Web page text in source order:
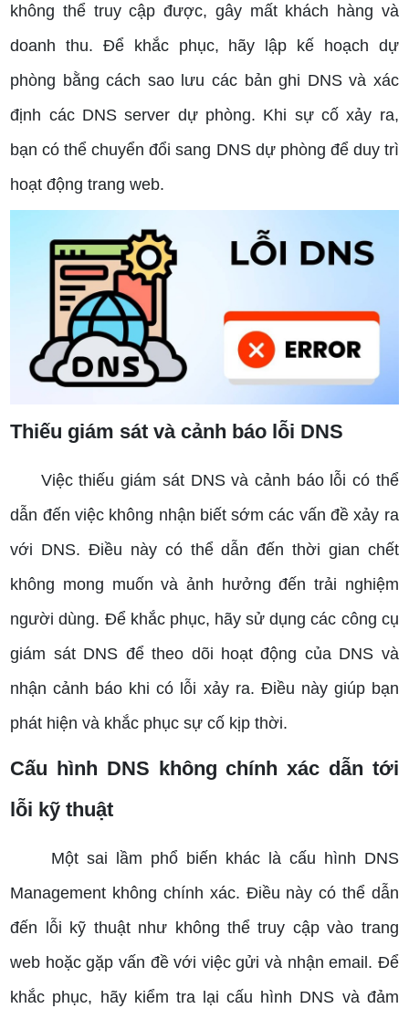
không thể truy cập được, gây mất khách hàng và
doanh thu. Để khắc phục, hãy lập kế hoạch dự
phòng bằng cách sao lưu các bản ghi DNS và xác
định các DNS server dự phòng. Khi sự cố xảy ra,
bạn có thể chuyển đổi sang DNS dự phòng để duy trì
hoạt động trang web.
Thiếu giám sát và cảnh báo lỗi DNS
Việc thiếu giám sát DNS và cảnh báo lỗi có thể
dẫn đến việc không nhận biết sớm các vấn đề xảy ra
với DNS. Điều này có thể dẫn đến thời gian chết
không mong muốn và ảnh hưởng đến trải nghiệm
người dùng. Để khắc phục, hãy sử dụng các công cụ
giám sát DNS để theo dõi hoạt động của DNS và
nhận cảnh báo khi có lỗi xảy ra. Điều này giúp bạn
phát hiện và khắc phục sự cố kịp thời.
Cấu hình DNS không chính xác dẫn tới
lỗi kỹ thuật
Một sai lầm phổ biến khác là cấu hình DNS
Management không chính xác. Điều này có thể dẫn
đến lỗi kỹ thuật như không thể truy cập vào trang
web hoặc gặp vấn đề với việc gửi và nhận email. Để
khắc phục, hãy kiểm tra lại cấu hình DNS và đảm